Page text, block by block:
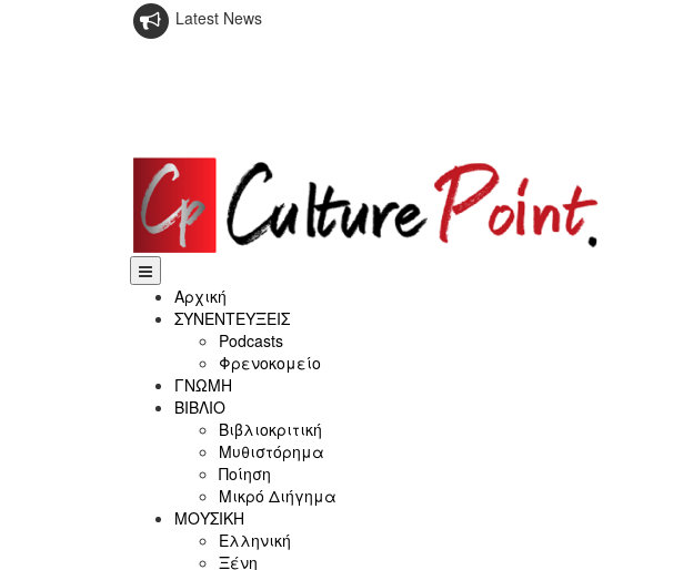
Latest News
Αρχική
ΣΥΝΕΝΤΕΥΞΕΙΣ
Podcasts
Φρενοκομείο
ΓΝΩΜΗ
ΒΙΒΛΙΟ
Βιβλιοκριτική
Μυθιστόρημα
Ποίηση
Μικρό Διήγημα
ΜΟΥΣΙΚΗ
Ελληνική
Ξένη